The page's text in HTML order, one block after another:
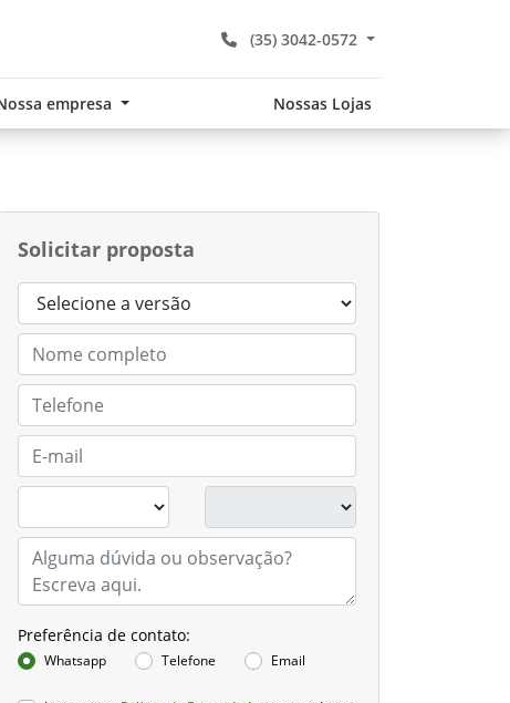
(35) 3042-0572
empresa Nossas Lojas
Solicitar proposta
Preferência de contato:
Whatsapp Telefone Email